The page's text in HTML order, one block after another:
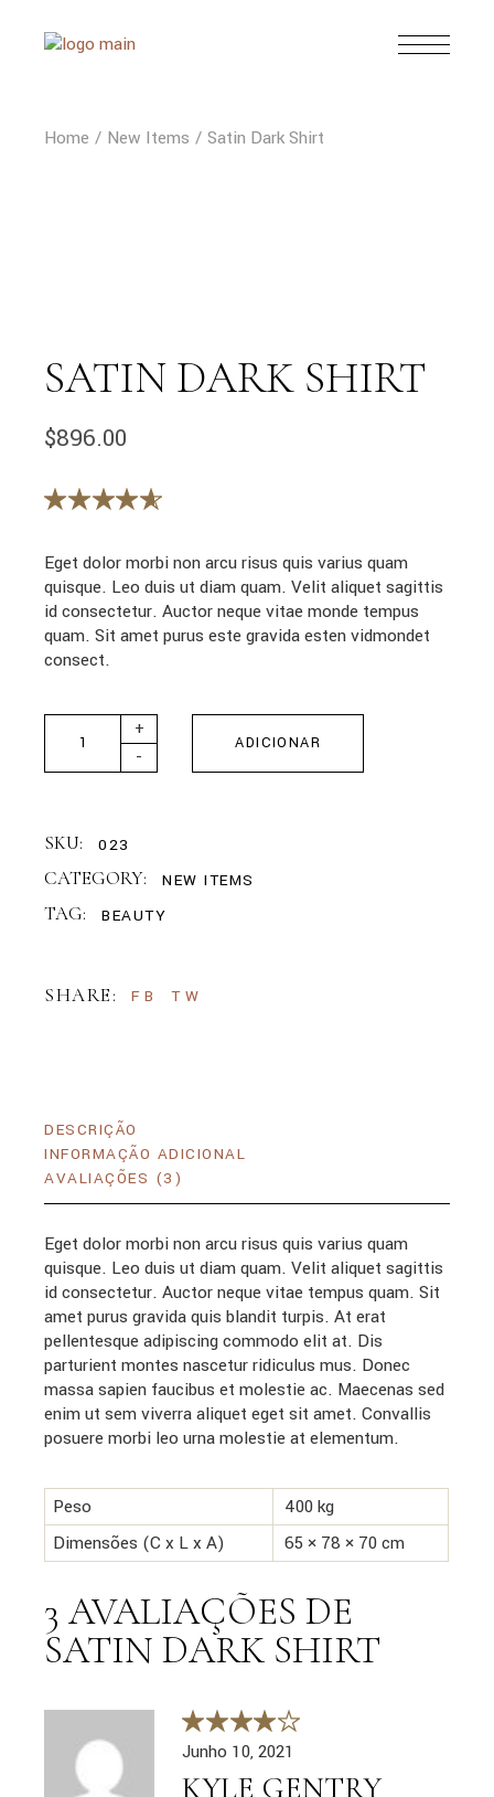
Home New Items Satin Dark Shirt
SATIN DARK SHIRT
$896.00
Eget dolor morbi non arcu risus quis varius quam
quisque. Leo duis ut diam quam. Velit aliquet sagittis
id consectetur. Auctor neque vitae monde tempus
quam. Sit amet purus este gravida esten vidmondet
consect.
Satin Dark Shirt quantity
-
+
ADICIONAR
SKU: 023
CATEGORY: NEW ITEMS
TAG: BEAUTY
SHARE: FB TW
DESCRIÇÃO
INFORMAÇÃO ADICIONAL
AVALIAÇÕES (3)
Eget dolor morbi non arcu risus quis varius quam
quisque. Leo duis ut diam quam. Velit aliquet sagittis
id consectetur. Auctor neque vitae tempus quam. Sit
amet purus gravida quis blandit turpis. At erat
pellentesque adipiscing commodo elit at. Dis
parturient montes nascetur ridiculus mus. Donec
massa sapien faucibus et molestie ac. Maecenas sed
enim ut sem viverra aliquet eget sit amet. Convallis
posuere morbi leo urna molestie at elementum.
Peso
400 kg
Dimensões (C x L x A)
65 × 78 × 70 cm
3 AVALIAÇÕES DE
SATIN DARK SHIRT
KYLE GENTRY
Junho 10, 2021